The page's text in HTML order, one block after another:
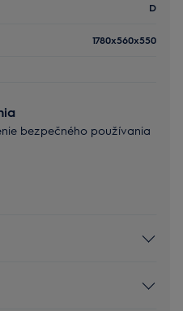
D
1780x560x550
bezpečného používania